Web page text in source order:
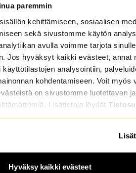
paremmin
kehittämiseen, sosiaalisen
sekä sivustomme käytön
avulla voimme tarjota sinulle
Jos hyväksyt kaikki evästeet, annat
analysointiin,
kohdentamiseen. Voit myös
on sivustomme luotettavan
Lisätietoja löydät
Hyväksy kaikki evästeet
eri murteet ja
suomi.
rankkaa. Jukka-Pekan
asennus auton pohjaan. Suurin
seisten ja käsiä ylöspäin
jälkeen, ja varsinkin alussa
Uimahallissa käyminen on työlle